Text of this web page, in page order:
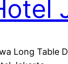
Long Table